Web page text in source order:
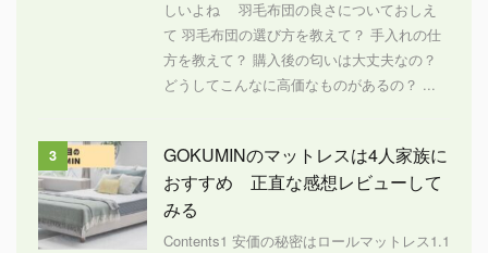
しいよね 羽毛布団の良さについておしえ
て 羽毛布団の選び方を教えて？ 手入れの仕
方を教えて？ 購入後の匂いは大丈夫なの？
どうしてこんなに高価なものがあるの？ ...
3
GOKUMINのマットレスは4人家族に
おすすめ 正直な感想レビューして
みる
Contents1 安価の秘密はロールマットレス1.1